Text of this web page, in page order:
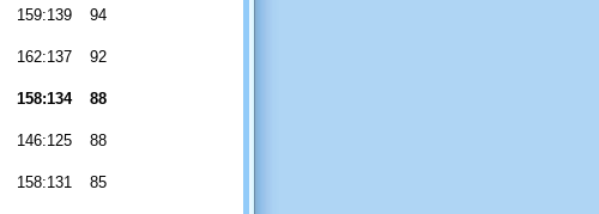
159:139 94
162:137 92
158:134 88
146:125 88
158:131 85